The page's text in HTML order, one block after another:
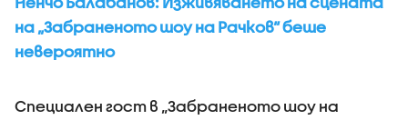
на „Забраненото шоу на Рачков“ беше
невероятно
Специален гост в „Забраненото шоу на